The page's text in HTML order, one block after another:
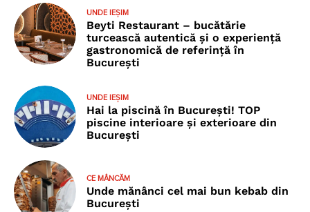
UNDE IEȘIM
Beyti Restaurant – bucătărie
turcească autentică și o experiență
gastronomică de referință în
București
UNDE IEȘIM
Hai la piscină în București! TOP
piscine interioare și exterioare din
București
CE MÂNCĂM
Unde mănânci cel mai bun kebab din
București